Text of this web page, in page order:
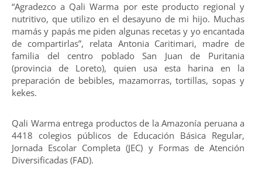
“Agradezco a Qali Warma por este producto regional y
nutritivo, que utilizo en el desayuno de mi hijo. Muchas
mamás y papás me piden algunas recetas y yo encantada
de compartirlas”, relata Antonia Caritimari, madre de
familia del centro poblado San Juan de Puritania
(provincia de Loreto), quien usa esta harina en la
preparación de bebibles, mazamorras, tortillas, sopas y
kekes.
Qali Warma entrega productos de la Amazonía peruana a
4418 colegios públicos de Educación Básica Regular,
Jornada Escolar Completa (JEC) y Formas de Atención
Diversificadas (FAD).